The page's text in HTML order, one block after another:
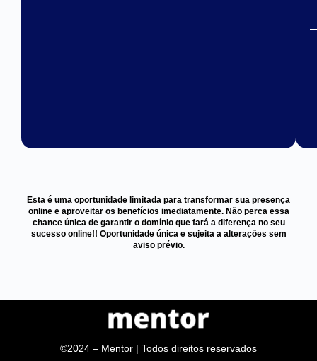
Esta é uma oportunidade limitada para transformar sua presença
online e aproveitar os benefícios imediatamente. Não perca essa
chance única de garantir o domínio que fará a diferença no seu
sucesso online!! Oportunidade única e sujeita a alterações sem
aviso prévio.
©2024 – Mentor | Todos direitos reservados